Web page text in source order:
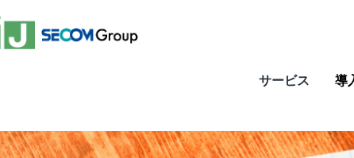
サービス 導
Design & Outsourcing